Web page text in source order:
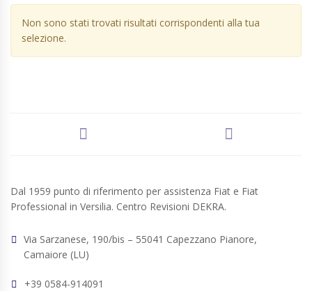
Non sono stati trovati risultati corrispondenti alla tua
selezione.
Dal 1959 punto di riferimento per assistenza Fiat e Fiat
Professional in Versilia. Centro Revisioni DEKRA.
Via Sarzanese, 190/bis – 55041 Capezzano Pianore,
Camaiore (LU)
+39 0584-914091